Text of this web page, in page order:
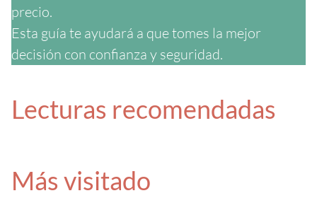
precio.
Esta guía te ayudará a que tomes la mejor
decisión con confianza y seguridad.
Lecturas recomendadas
Más visitado